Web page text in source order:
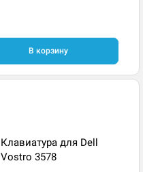
В корзину
Клавиатура для Dell
Vostro 3578